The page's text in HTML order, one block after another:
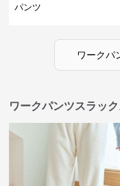
パンツ
ワークパ
ワークパンツスラッ